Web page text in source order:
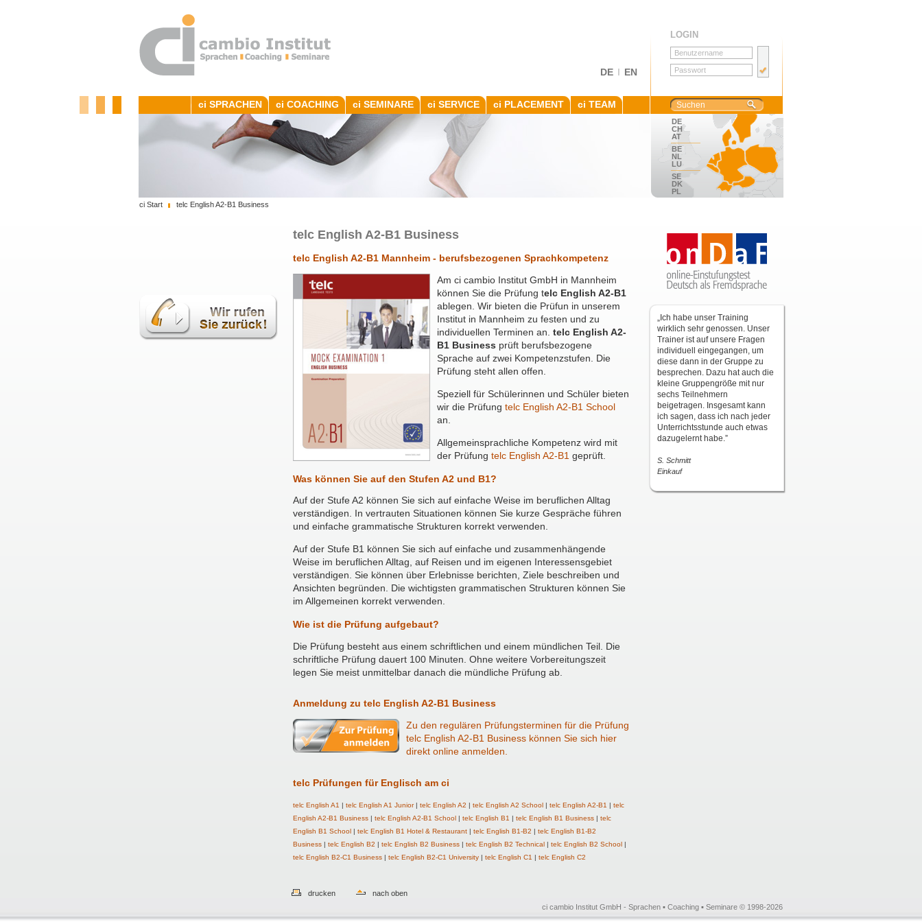
telc English A2-B1 Business
telc English A2-B1 Mannheim - berufsbezogenen Sprachkompetenz
Am ci cambio Institut GmbH in Mannheim
können Sie die Prüfung telc English A2-B1
ablegen. Wir bieten die Prüfun in unserem
Institut in Mannheim zu festen und zu
individuellen Terminen an. telc English A2-
B1 Business prüft berufsbezogene
Sprache auf zwei Kompetenzstufen. Die
Prüfung steht allen offen.
Speziell für Schülerinnen und Schüler bieten
wir die Prüfung telc English A2-B1 School
an.
Allgemeinsprachliche Kompetenz wird mit
der Prüfung telc English A2-B1 geprüft.
Was können Sie auf den Stufen A2 und B1?
Auf der Stufe A2 können Sie sich auf einfache Weise im beruflichen Alltag
verständigen. In vertrauten Situationen können Sie kurze Gespräche führen
und einfache grammatische Strukturen korrekt verwenden.
Auf der Stufe B1 können Sie sich auf einfache und zusammenhängende
Weise im beruflichen Alltag, auf Reisen und im eigenen Interessensgebiet
verständigen. Sie können über Erlebnisse berichten, Ziele beschreiben und
Ansichten begründen. Die wichtigsten grammatischen Strukturen können Sie
im Allgemeinen korrekt verwenden.
Wie ist die Prüfung aufgebaut?
Die Prüfung besteht aus einem schriftlichen und einem mündlichen Teil. Die
schriftliche Prüfung dauert 100 Minuten. Ohne weitere Vorbereitungszeit
legen Sie meist unmittelbar danach die mündliche Prüfung ab.
Anmeldung zu telc English A2-B1 Business
Zu den regulären Prüfungsterminen für die Prüfung
telc English A2-B1 Business können Sie sich hier
direkt online anmelden.
telc Prüfungen für Englisch am ci
telc English A1 | telc English A1 Junior | telc English A2 | telc English A2 School | telc English A2-B1 | telc
English A2-B1 Business | telc English A2-B1 School | telc English B1 | telc English B1 Business | telc
English B1 School | telc English B1 Hotel & Restaurant | telc English B1-B2 | telc English B1-B2
Business | telc English B2 | telc English B2 Business | telc English B2 Technical | telc English B2 School |
telc English B2-C1 Business | telc English B2-C1 University | telc English C1 | telc English C2
„Ich habe unser Training
wirklich sehr genossen. Unser
Trainer ist auf unsere Fragen
individuell eingegangen, um
diese dann in der Gruppe zu
besprechen. Dazu hat auch die
kleine Gruppengröße mit nur
sechs Teilnehmern
beigetragen. Insgesamt kann
ich sagen, dass ich nach jeder
Unterrichtsstunde auch etwas
dazugelernt habe.”
S. Schmitt
Einkauf
DE I EN
LOGIN
ci SPRACHEN ci COACHING ci SEMINARE ci SERVICE ci PLACEMENT ci TEAM
DE
CH
AT
BE
NL
LU
SE
DK
PL
ci Start
telc English A2-B1 Business
drucken
nach oben
ci cambio Institut GmbH - Sprachen ▪ Coaching ▪ Seminare © 1998-2026